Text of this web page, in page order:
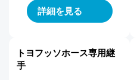
詳細を見る
トヨフッソホース専用継
手